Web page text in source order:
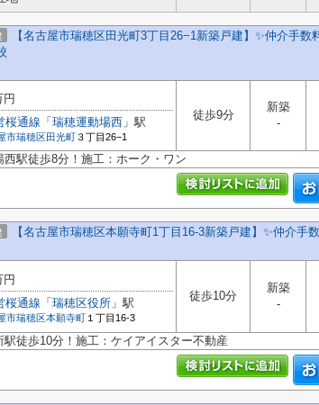
【名古屋市瑞穂区田光町3丁目26−1新築戸建】✨️仲介手数
円
桜通線 「 瑞穂運動場西 」駅
市瑞穂区田光町３丁目26−1
徒歩9分
新築
-
駅徒歩8分！施工：ホーク・ワン
【名古屋市瑞穂区本願寺町1丁目16-3新築戸建】✨️仲介手
円
桜通線 「 瑞穂区役所 」駅
市瑞穂区本願寺町 １丁目16-3
徒歩10分
新築
-
徒歩10分！施工：ケイアイスター不動産